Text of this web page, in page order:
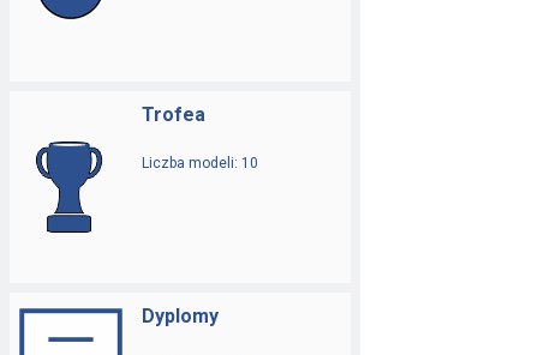
Trofea
Liczba modeli: 10
Dyplomy